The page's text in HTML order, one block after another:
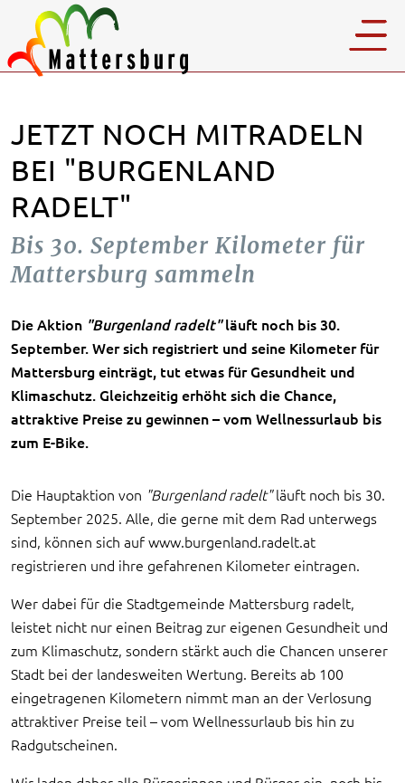
JETZT NOCH MITRADELN
BEI "BURGENLAND
RADELT"
Bis 30. September Kilometer für
Mattersburg sammeln
Die Aktion "Burgenland radelt"läuft noch bis 30.
September. Wer sich registriert und seine Kilometer für
Mattersburg einträgt, tut etwas für Gesundheit und
Klimaschutz. Gleichzeitig erhöht sich die Chance,
attraktive Preise zu gewinnen – vom Wellnessurlaub bis
zum E-Bike.
Die Hauptaktion von "Burgenland radelt"läuft noch bis 30.
September 2025. Alle, die gerne mit dem Rad unterwegs
sind, können sich aufwww.burgenland.radelt.at
registrieren und ihre gefahrenen Kilometer eintragen.
Wer dabei für die Stadtgemeinde Mattersburg radelt,
leistet nicht nur einen Beitrag zur eigenen Gesundheit und
zum Klimaschutz, sondern stärkt auch die Chancen unserer
Stadt bei der landesweiten Wertung. Bereits ab 100
eingetragenen Kilometern nimmt man an der Verlosung
attraktiver Preise teil – vom Wellnessurlaub bis hin zu
Radgutscheinen.